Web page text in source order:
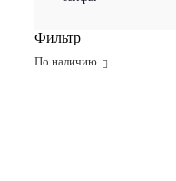
Фильтр
По наличию